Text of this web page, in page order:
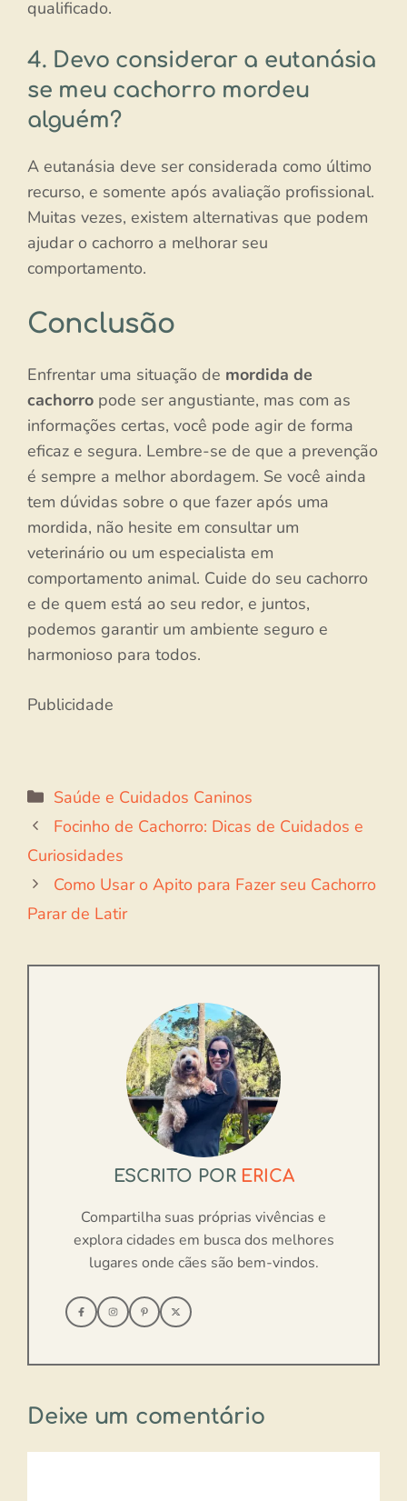
qualificado.
4. Devo considerar a eutanásia
se meu cachorro mordeu
alguém?
A eutanásia deve ser considerada como último
recurso, e somente após avaliação profissional.
Muitas vezes, existem alternativas que podem
ajudar o cachorro a melhorar seu
comportamento.
Conclusão
Enfrentar uma situação de mordida de
cachorro pode ser angustiante, mas com as
informações certas, você pode agir de forma
eficaz e segura. Lembre-se de que a prevenção
é sempre a melhor abordagem. Se você ainda
tem dúvidas sobre o que fazer após uma
mordida, não hesite em consultar um
veterinário ou um especialista em
comportamento animal. Cuide do seu cachorro
e de quem está ao seu redor, e juntos,
podemos garantir um ambiente seguro e
harmonioso para todos.
Publicidade
Categorias
Saúde e Cuidados Caninos
Focinho de Cachorro: Dicas de Cuidados e
Curiosidades
Como Usar o Apito para Fazer seu Cachorro
Parar de Latir
ESCRITO POR ERICA
Compartilha suas próprias vivências e
explora cidades em busca dos melhores
lugares onde cães são bem-vindos.
Deixe um comentário